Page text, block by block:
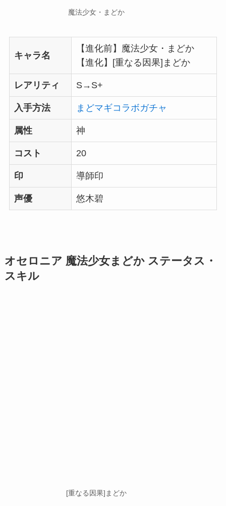
魔法少女・まどか
キャラ名
【進化前】魔法少女・まどか
【進化】[重なる因果]まどか
レアリティ S→S+
入手方法 まどマギコラボガチャ
属性 神
コスト 20
印 導師印
声優 悠木碧
オセロニア 魔法少女まどか ステータス・
スキル
[重なる因果]まどか